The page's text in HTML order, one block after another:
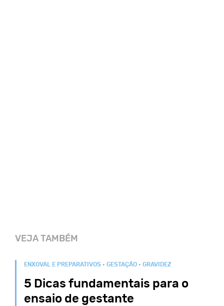
VEJA TAMBÉM
ENXOVAL E PREPARATIVOS • GESTAÇÃO • GRAVIDEZ
5 Dicas fundamentais para o
ensaio de gestante